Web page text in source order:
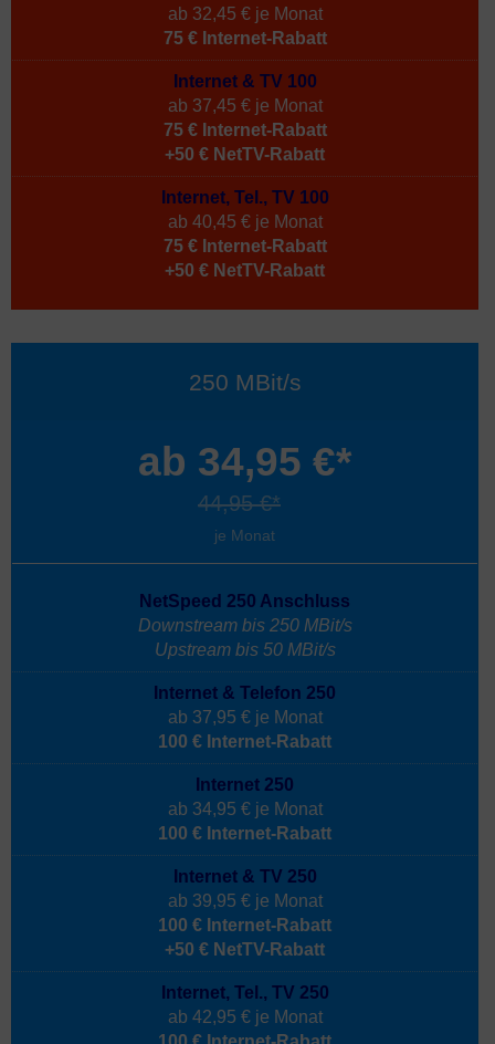
ab 32,45 € je Monat
75 € Internet-Rabatt
Internet & TV 100
ab 37,45 € je Monat
75 € Internet-Rabatt
+50 € NetTV-Rabatt
Internet, Tel., TV 100
ab 40,45 € je Monat
75 € Internet-Rabatt
+50 € NetTV-Rabatt
250 MBit/s
ab 34,95 €*
44,95 €*
je Monat
NetSpeed 250 Anschluss
Downstream bis 250 MBit/s
Upstream bis 50 MBit/s
Internet & Telefon 250
ab 37,95 € je Monat
100 € Internet-Rabatt
Internet 250
ab 34,95 € je Monat
100 € Internet-Rabatt
Internet & TV 250
ab 39,95 € je Monat
100 € Internet-Rabatt
+50 € NetTV-Rabatt
Internet, Tel., TV 250
ab 42,95 € je Monat